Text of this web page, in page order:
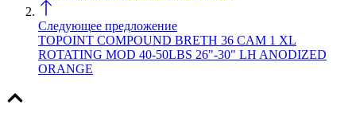
Следующее предложение
TOPOINT COMPOUND BRETH 36 CAM 1 XL
ROTATING MOD 40-50LBS 26"-30" LH ANODIZED
ORANGE